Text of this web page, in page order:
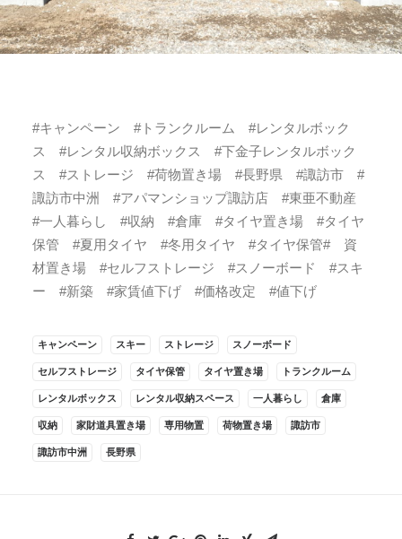
#キャンペーン #トランクルーム #レンタルボック
ス #レンタル収納ボックス #下金子レンタルボック
ス #ストレージ #荷物置き場 #長野県 #諏訪市 #
諏訪市中洲 #アパマンショップ諏訪店 #東亜不動産
#一人暮らし #収納 #倉庫 #タイヤ置き場 #タイヤ
保管 #夏用タイヤ #冬用タイヤ #タイヤ保管# 資
材置き場 #セルフストレージ #スノーボード #スキ
ー #新築 #家賃値下げ #価格改定 #値下げ
キャンペーン スキー ストレージ スノーボード
セルフストレージ タイヤ保管 タイヤ置き場 トランクルーム
レンタルボックス レンタル収納スペース 一人暮らし 倉庫
収納 家財道具置き場 専用物置 荷物置き場 諏訪市
諏訪市中洲 長野県